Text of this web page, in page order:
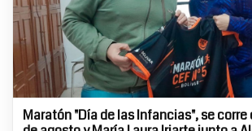
Maratón "Día de las Infancias", se